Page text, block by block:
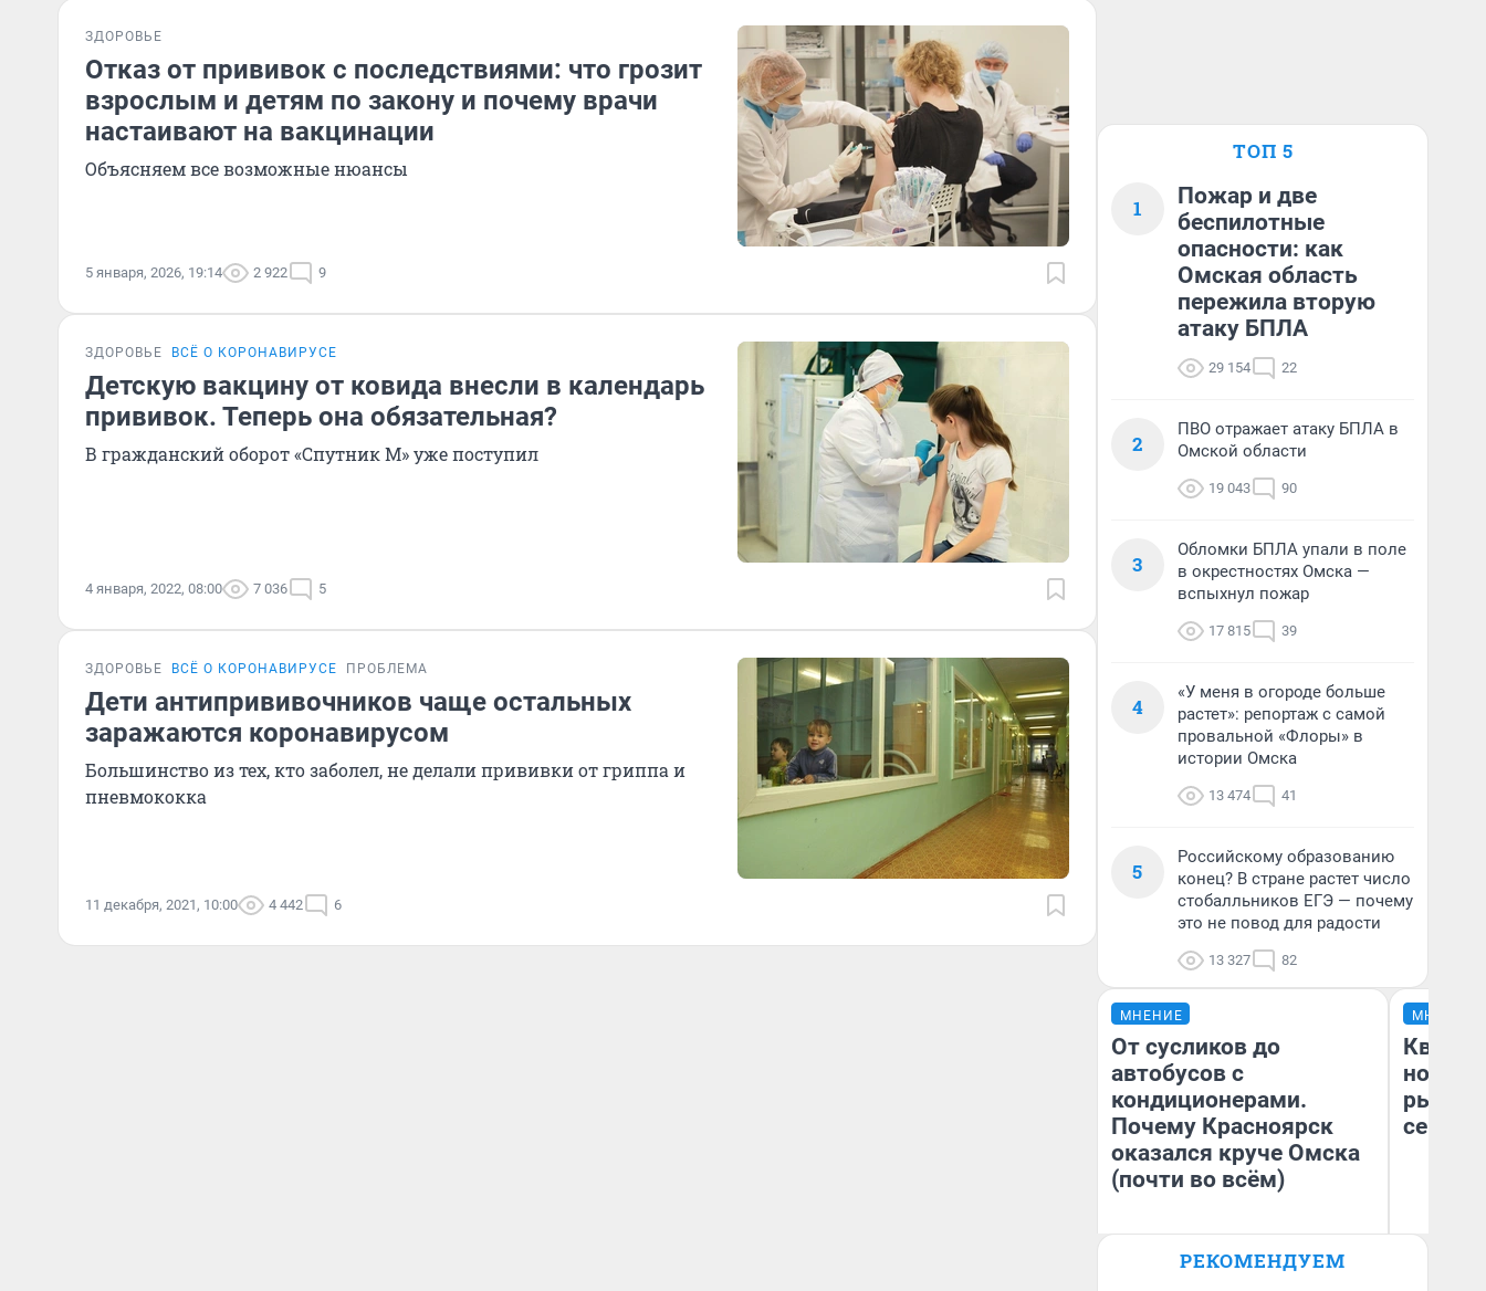
ЗДОРОВЬЕ
Отказ от прививок с последствиями: что грозит
взрослым и детям по закону и почему врачи
настаивают на вакцинации
Объясняем все возможные нюансы
5 января, 2026, 19:14 2 922 9
ЗДОРОВЬЕ ВСЁ О КОРОНАВИРУСЕ
Детскую вакцину от ковида внесли в календарь
прививок. Теперь она обязательная?
В гражданский оборот «Спутник М» уже поступил
4 января, 2022, 08:00 7 036 5
ЗДОРОВЬЕ ВСЁ О КОРОНАВИРУСЕ ПРОБЛЕМА
Дети антипрививочников чаще остальных
заражаются коронавирусом
Большинство из тех, кто заболел, не делали прививки от гриппа и
пневмококка
11 декабря, 2021, 10:00 4 442 6
ТОП 5
1
Пожар и две
беспилотные
опасности: как
Омская область
пережила вторую
атаку БПЛА
29 154 22
2
ПВО отражает атаку БПЛА в
Омской области
19 043 90
3
Обломки БПЛА упали в поле
в окрестностях Омска —
вспыхнул пожар
17 815 39
4
«У меня в огороде больше
растет»: репортаж с самой
провальной «Флоры» в
истории Омска
13 474 41
5
Российскому образованию
конец? В стране растет число
стобалльников ЕГЭ — почему
это не повод для радости
13 327 82
МНЕНИЕ
От сусликов до
автобусов с
кондиционерами.
Почему Красноярск
оказался круче Омска
(почти во всём)
МНЕНИЕ
но
рынок
РЕКОМЕНДУЕМ